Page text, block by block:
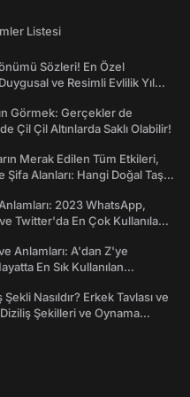
Listesi
Sözleri! En Özel
ve Resimli Evlilik Yıl
Görmek: Gerçekler de
Çil Çil Altınlarda Saklı Olabilir!
Merak Edilen Tüm Etkileri,
Şifa Alanları: Hangi Doğal Taş
2023 WhatsApp,
Twitter'da En Çok Kullanılan
Anlamları: A'dan Z'ye
En Sık Kullanılan
Nasıldır? Erkek Tavlası ve
Diziliş Şekilleri ve Oynama